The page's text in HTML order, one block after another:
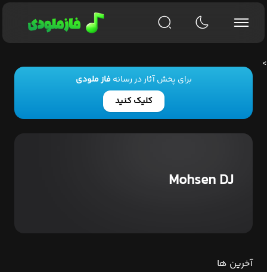
برای پخش آثار در رسانهفاز ملودی
کلیک کنید
Mohsen DJ
آخرین ها
>